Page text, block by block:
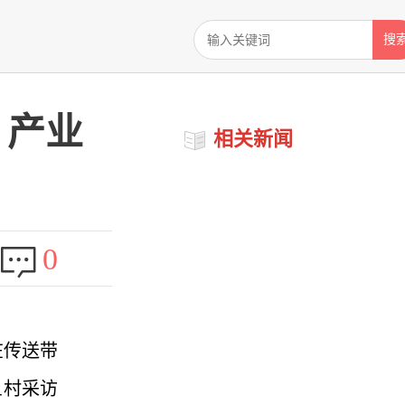
搜
业
0
送带
采访
相关新闻